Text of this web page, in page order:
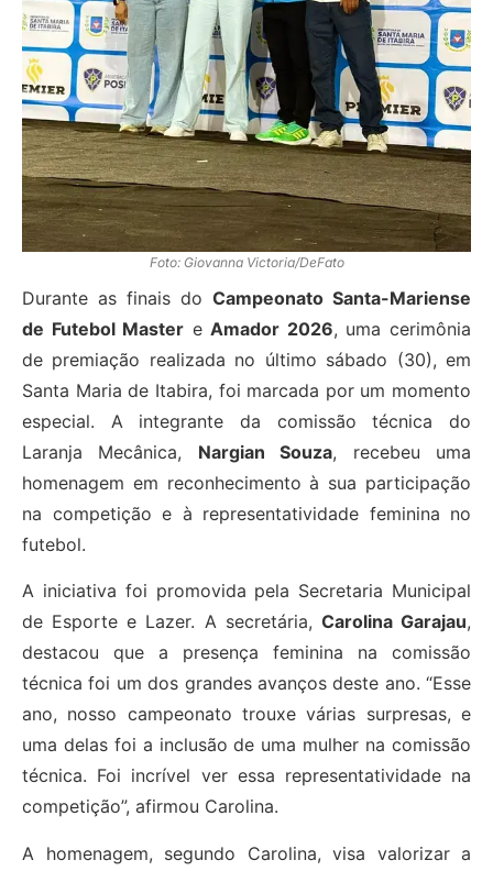
Foto: Giovanna Victoria/DeFato
Durante as finais do Campeonato Santa-Mariense
de Futebol Master eAmador 2026, uma cerimônia
de premiação realizada no último sábado (30), em
Santa Maria de Itabira, foi marcada por um momento
especial. A integrante da comissão técnica do
Laranja Mecânica, Nargian Souza, recebeu uma
homenagem em reconhecimento à sua participação
na competição e à representatividade feminina no
futebol.
A iniciativa foi promovida pela Secretaria Municipal
de Esporte e Lazer. A secretária, Carolina Garajau,
destacou que a presença feminina na comissão
técnica foi um dos grandes avanços deste ano. “Esse
ano, nosso campeonato trouxe várias surpresas, e
uma delas foi a inclusão de uma mulher na comissão
técnica. Foi incrível ver essa representatividade na
competição”, afirmou Carolina.
A homenagem, segundo Carolina, visa valorizar a